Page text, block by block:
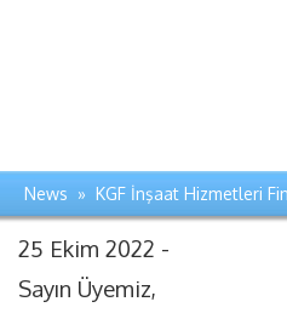
News » KGF İnşaat Hizmetleri
25 Ekim 2022 -
Sayın Üyemiz,